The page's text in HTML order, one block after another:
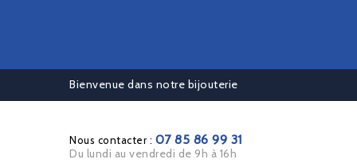
Bienvenue dans notre bijouterie
Nous contacter : 07 85 86 99 31
Du lundi au vendredi de 9h à 16h